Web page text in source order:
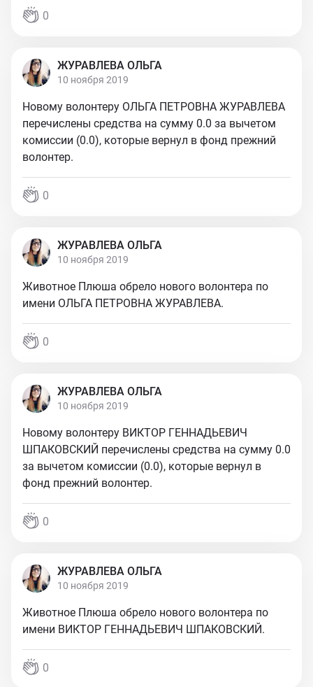
0
ЖУРАВЛЕВА ОЛЬГА
10 ноября 2019
Новому волонтеру ОЛЬГА ПЕТРОВНА ЖУРАВЛЕВА
перечислены средства на сумму 0.0 за вычетом
комиссии (0.0), которые вернул в фонд прежний
волонтер.
0
ЖУРАВЛЕВА ОЛЬГА
10 ноября 2019
Животное Плюша обрело нового волонтера по
имени ОЛЬГА ПЕТРОВНА ЖУРАВЛЕВА.
0
ЖУРАВЛЕВА ОЛЬГА
10 ноября 2019
Новому волонтеру ВИКТОР ГЕННАДЬЕВИЧ
ШПАКОВСКИЙ перечислены средства на сумму 0.0
за вычетом комиссии (0.0), которые вернул в
фонд прежний волонтер.
0
ЖУРАВЛЕВА ОЛЬГА
10 ноября 2019
Животное Плюша обрело нового волонтера по
имени ВИКТОР ГЕННАДЬЕВИЧ ШПАКОВСКИЙ.
0